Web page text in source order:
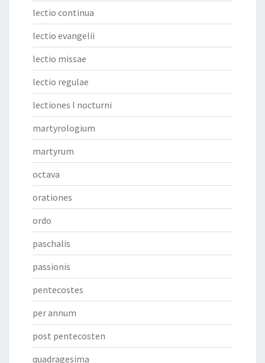
lectio continua
lectio evangelii
lectio missae
lectio regulae
lectiones I nocturni
martyrologium
martyrum
octava
orationes
ordo
paschalis
passionis
pentecostes
per annum
post pentecosten
quadragesima